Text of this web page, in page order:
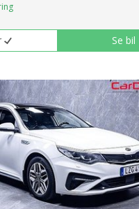
Se bil